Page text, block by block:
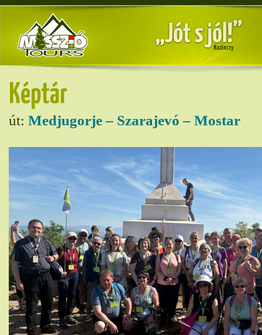
Képtár
út: Medjugorje – Szarajevó – Mostar